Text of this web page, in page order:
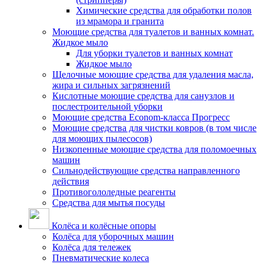
Химические средства для обработки полов
из мрамора и гранита
Моющие средства для туалетов и ванных комнат.
Жидкое мыло
Для уборки туалетов и ванных комнат
Жидкое мыло
Щелочные моющие средства для удаления масла,
жира и сильных загрязнений
Кислотные моющие средства для санузлов и
послестроительной уборки
Моющие средства Econom-класса Прогресс
Моющие средства для чистки ковров (в том числе
для моющих пылесосов)
Низкопенные моющие средства для поломоечных
машин
Сильнодействующие средства направленного
действия
Противогололедные реагенты
Средства для мытья посуды
Колёса и колёсные опоры
Колёса для уборочных машин
Колёса для тележек
Пневматические колеса